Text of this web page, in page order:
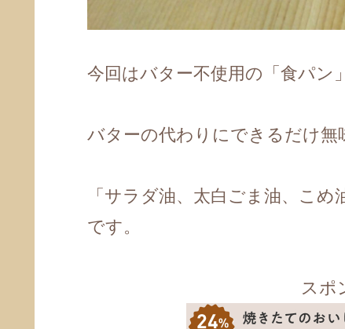
今回はバター不使用の「食パン
バターの代わりにできるだけ無
「サラダ油、太白ごま油、こ
です。
スポ